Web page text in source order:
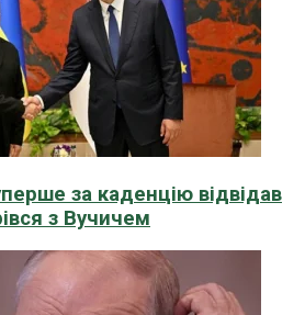
за каденцію відвідав
з Вучичем